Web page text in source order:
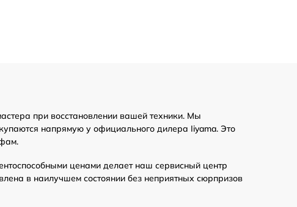
при восстановлении вашей техники. Мы
напрямую у официального дилера Iiyama. Это
ценами делает наш сервисный центр
в наилучшем состоянии без неприятных сюрпризов